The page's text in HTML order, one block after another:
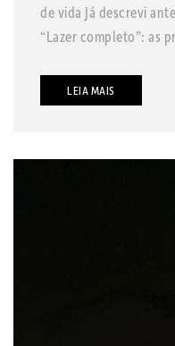
de vida Já descrevi
“Lazer completo”: as
LEIA MAIS